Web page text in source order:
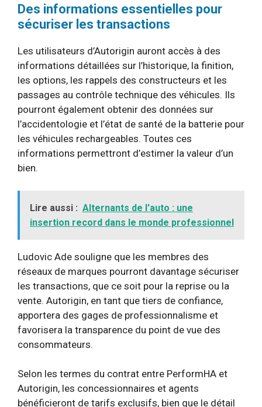
Des informations essentielles pour
sécuriser les transactions
Les utilisateurs d’Autorigin auront accès à des
informations détaillées sur l’historique, la finition,
les options, les rappels des constructeurs et les
passages au contrôle technique des véhicules. Ils
pourront également obtenir des données sur
l’accidentologie et l’état de santé de la batterie pour
les véhicules rechargeables. Toutes ces
informations permettront d’estimer la valeur d’un
bien.
Lire aussi : Alternants de l'auto : une
insertion record dans le monde professionnel
Ludovic Ade souligne que les membres des
réseaux de marques pourront davantage sécuriser
les transactions, que ce soit pour la reprise ou la
vente. Autorigin, en tant que tiers de confiance,
apportera des gages de professionnalisme et
favorisera la transparence du point de vue des
consommateurs.
Selon les termes du contrat entre PerformHA et
Autorigin, les concessionnaires et agents
bénéficieront de tarifs exclusifs, bien que le détail